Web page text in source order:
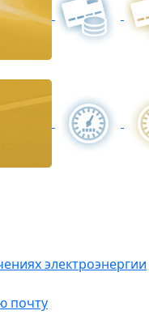
электроэнергии
почту